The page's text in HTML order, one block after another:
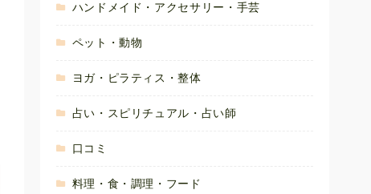
ハンドメイド・アクセサリー・手芸
ペット・動物
ヨガ・ピラティス・整体
占い・スピリチュアル・占い師
口コミ
料理・食・調理・フード